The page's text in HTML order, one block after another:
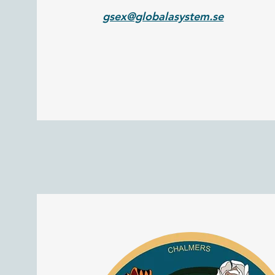
gsex@globalasystem.se